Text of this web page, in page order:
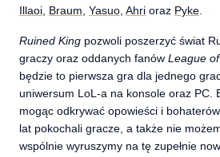
Illaoi Braum Yasuo Ahri oraz Pyke
Ruined King pozwoli poszerzyć świat
graczy oraz oddanych fanów League
będzie to pierwsza gra dla jednego
uniwersum LoL-a na konsole oraz PC.
mogąc odkrywać opowieści i
lat pokochali gracze, a także nie
wspólnie wyruszymy na tę zupełnie